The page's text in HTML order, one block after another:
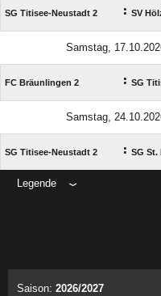
SG Titisee-Neustadt 2 : SV
Samstag,
FC Bräunlingen 2 : SG
Samstag,
SG Titisee-Neustadt 2 : SG St.
Legende
Saison: 2026/2027